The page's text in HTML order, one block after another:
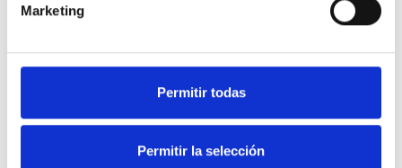
Marketing
Permitir todas
Permitir la selección